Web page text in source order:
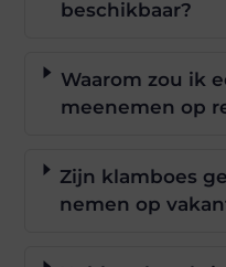
beschikbaar?
Waarom zou ik
meenemen op
Zijn klamboes
nemen op